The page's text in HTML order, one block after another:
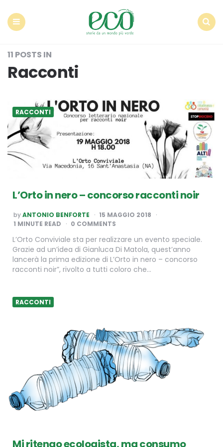
11 POSTS IN
Racconti
RACCONTI
L’Orto in nero – concorso racconti noir
POSTED
BY
byANTONIO BENFORTE
15 MAGGIO 2018
1 MINUTE READ 0 COMMENTS
L’Orto Conviviale sta per realizzare un evento speciale.
Grazie ad un’idea di Gianluca Di Matola, quest’anno
lancerà la prima edizione di L’Orto in nero – concorso
racconti noir”, rivolto a tutti coloro che…
RACCONTI